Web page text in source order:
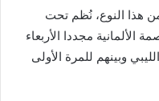
هذا النوع، نُظم تحت
مجددا الأربعاء
الليبي وبينهم للمرة الأولى